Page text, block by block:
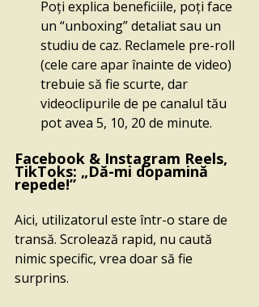
Poți explica beneficiile, poți face
un “unboxing” detaliat sau un
studiu de caz. Reclamele pre-roll
(cele care apar înainte de video)
trebuie să fie scurte, dar
videoclipurile de pe canalul tău
pot avea 5, 10, 20 de minute.
Facebook & Instagram Reels,
TikToks: „Dă-mi dopamină
repede!”
Aici, utilizatorul este într-o stare de
transă. Scrolează rapid, nu caută
nimic specific, vrea doar să fie
surprins.